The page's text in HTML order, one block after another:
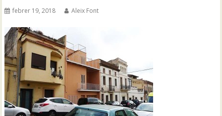
febrer 19, 2018 Aleix Font